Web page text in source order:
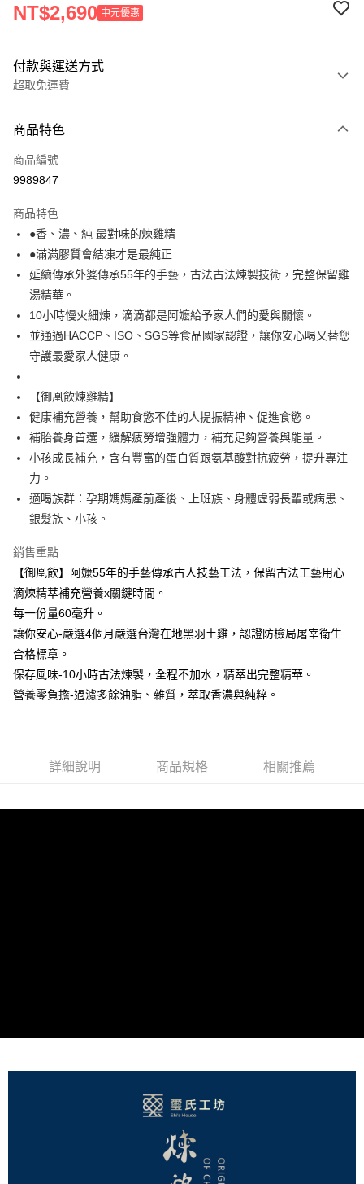
NT$2,690 中元優惠
付款與運送方式
超取免運費
信用卡一次付款
超商取貨付款
Apple Pay
街口支付
悠遊付
全盈+PAY
AFTEE先享後付
【關於「AFTEE先享後付」】
AFTEE先享後付是「在收到商品之後才付款」的支付方式。 讓您購物簡單
便利好安心！
１．簡單：不需註冊會員、不需綁卡、不需儲值。
３．安心：先確認商品／服務後，再付款。
【「AFTEE先享後付」結帳流程】
１．於結帳方式選擇「AFTEE先享後付」後，將跳轉至「AFTEE先享後付」
結帳頁面，進行簡訊認證並確認金額後，即可完成結帳。
３．收到繳費通知簡訊後14天內，點擊此簡訊中的連結，可透過四大超商／
ATM／網路銀行／等多元方式進行付款，方視為交易完成。
※ 請注意：結帳手續完成當下不需立刻繳費，但若您需要取消訂單，請聯絡
購買商品的店家。未經商家同意取消之訂單仍視為有效，需透過AFTEE先享
後付繳納相關費用。
是否繳費成功／繳費後需取消欲退款等相關疑問，請聯繫「AFTEE先享後付
客戶支援中心」
【注意事項】
１．透過由恩沛科技股份有限公司提供之「AFTEE先享後付」服務完成之交
３．未成年的使用者請事先徵得法定代理人或監護人之同意方可使用
ATM付款
貨到付款
運送方式
全家取貨付款
每筆NT$100，滿NT$1,700(含以上)免運費
全家取貨付款-免運
免運費
付款後全家取貨
付款後全家取貨-免運
免運費
萊爾富取貨付款-免運
付款後萊爾富取貨
每筆NT$100，滿NT$1,700(含以上)免運費
付款後7-11取貨-免運
每筆NT$120，滿NT$1,700(含以上)免運費
商品特色
商品編號
9989847
商品特色
●香、濃、純 最對味的煉雞精
●滿滿膠質會結凍才是最純正
延續傳承外婆傳承55年的手藝，古法古法煉製技術，完整保留雞
湯精華。
10小時慢火細煉，滴滴都是阿嬤給予家人們的愛與關懷。
並通過HACCP、ISO、SGS等食品國家認證，讓你安心喝又替您
守護最愛家人健康。
【御凰飲煉雞精】
健康補充營養，幫助食慾不佳的人提振精神、促進食慾。
補胎養身首選，緩解疲勞增強體力，補充足夠營養與能量。
小孩成長補充，含有豐富的蛋白質跟氨基酸對抗疲勞，提升專注
力。
適喝族群：孕期媽媽產前產後、上班族、身體虛弱長輩或病患、
銀髮族、小孩。
銷售重點
【御凰飲】阿嬤55年的手藝傳承古人技藝工法，保留古法工藝用心
滴煉精萃補充營養x關鍵時間。
每一份量60毫升。
讓你安心-嚴選4個月嚴選台灣在地黑羽土雞，認證防檢局屠宰衛生
合格標章。
保存風味-10小時古法煉製，全程不加水，精萃出完整精華。
營養零負擔-過濾多餘油脂、雜質，萃取香濃與純粹。
詳細說明 商品規格 相關推薦